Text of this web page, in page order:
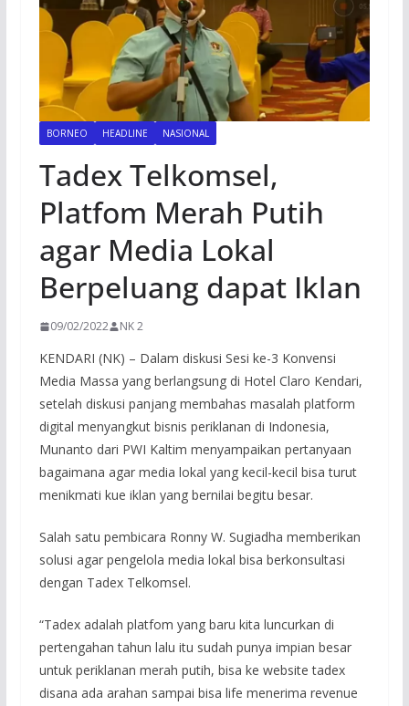
BORNEO HEADLINE NASIONAL
Tadex Telkomsel,
Platfom Merah Putih
agar Media Lokal
Berpeluang dapat Iklan
09/02/2022 NK 2
KENDARI (NK) – Dalam diskusi Sesi ke-3 Konvensi
Media Massa yang berlangsung di Hotel Claro Kendari,
setelah diskusi panjang membahas masalah platform
digital menyangkut bisnis periklanan di Indonesia,
Munanto dari PWI Kaltim menyampaikan pertanyaan
bagaimana agar media lokal yang kecil-kecil bisa turut
menikmati kue iklan yang bernilai begitu besar.
Salah satu pembicara Ronny W. Sugiadha memberikan
solusi agar pengelola media lokal bisa berkonsultasi
dengan Tadex Telkomsel.
“Tadex adalah platfom yang baru kita luncurkan di
pertengahan tahun lalu itu sudah punya impian besar
untuk periklanan merah putih, bisa ke website tadex
disana ada arahan sampai bisa life menerima revenue